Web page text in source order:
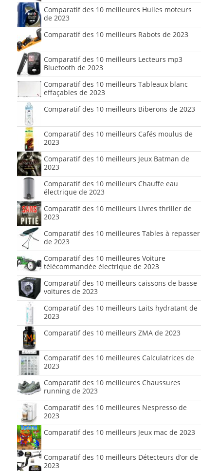
Comparatif des 10 meilleures Huiles moteurs
de 2023
Comparatif des 10 meilleurs Rabots de 2023
Comparatif des 10 meilleurs Lecteurs mp3
Bluetooth de 2023
Comparatif des 10 meilleurs Tableaux blanc
effaçables de 2023
Comparatif des 10 meilleurs Biberons de 2023
Comparatif des 10 meilleurs Cafés moulus de
2023
Comparatif des 10 meilleurs Jeux Batman de
2023
Comparatif des 10 meilleurs Chauffe eau
électrique de 2023
Comparatif des 10 meilleurs Livres thriller de
2023
Comparatif des 10 meilleures Tables à repasser
de 2023
Comparatif des 10 meilleures Voiture
télécommandée électrique de 2023
Comparatif des 10 meilleurs caissons de basse
voitures de 2023
Comparatif des 10 meilleurs Laits hydratant de
2023
Comparatif des 10 meilleurs ZMA de 2023
Comparatif des 10 meilleures Calculatrices de
2023
Comparatif des 10 meilleures Chaussures
running de 2023
Comparatif des 10 meilleures Nespresso de
2023
Comparatif des 10 meilleurs Jeux mac de 2023
Comparatif des 10 meilleurs Détecteurs d’or de
2023